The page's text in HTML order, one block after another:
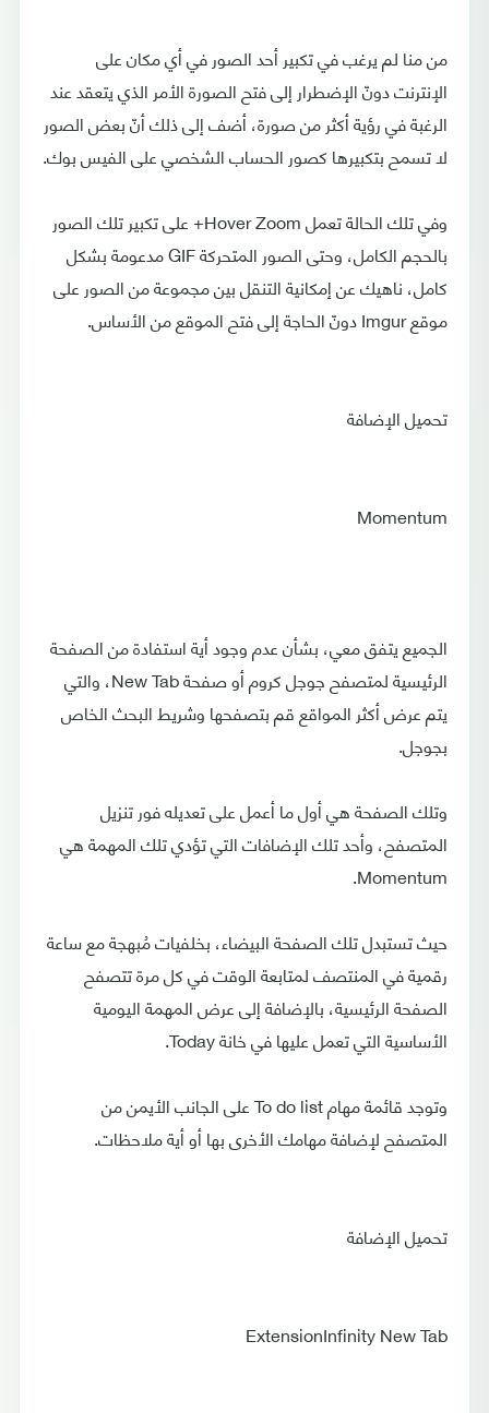
من منا لم يرغب في تكبير أحد الصور في أي مكان على
الإنترنت دونّ الإضطرار إلى فتح الصورة الأمر الذي يتعقد عند
الرغبة في رؤية أكثر من صورة، أضف إلى ذلك أنّ بعض الصور
لا تسمح بتكبيرها كصور الحساب الشخصي على الفيس بوك.
وفي تلك الحالة تعمل Hover Zoom+ على تكبير تلك الصور
بالحجم الكامل، وحتى الصور المتحركة GIF مدعومة بشكل
كامل، ناهيك عن إمكانية التنقل بين مجموعة من الصور على
موقع Imgur دونّ الحاجة إلى فتح الموقع من الأساس.
تحميل الإضافة
Momentum
الجميع يتفق معي، بشأن عدم وجود أية استفادة من الصفحة
الرئيسية لمتصفح جوجل كروم أو صفحة New Tab، والتي
يتم عرض أكثر المواقع قم بتصفحها وشريط البحث الخاص
بجوجل.
وتلك الصفحة هي أول ما أعمل على تعديله فور تنزيل
المتصفح، وأحد تلك الإضافات التي تؤدي تلك المهمة هي
Momentum.
حيث تستبدل تلك الصفحة البيضاء، بخلفيات مُبهجة مع ساعة
رقمية في المنتصف لمتابعة الوقت في كل مرة تتصفح
الصفحة الرئيسية، بالإضافة إلى عرض المهمة اليومية
الأساسية التي تعمل عليها في خانة Today.
وتوجد قائمة مهام To do list على الجانب الأيمن من
المتصفح لإضافة مهامك الأخرى بها أو أية ملاحظات.
تحميل الإضافة
ExtensionInfinity New Tab